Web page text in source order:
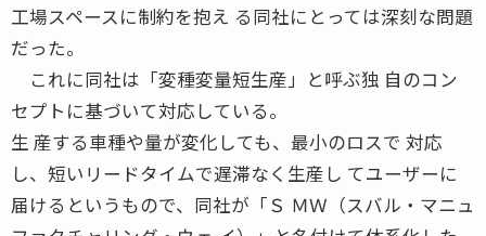
工場スペースに制約を抱え る同社にとっては深刻な問題
だった。
これに同社は「変種変量短生産」と呼ぶ独 自のコン
セプトに基づいて対応している。
生 産する車種や量が変化しても、最小のロスで 対応
し、短いリードタイムで遅滞なく生産し てユーザーに
届けるというもので、同社が「Ｓ ＭＷ（スバル・マニュ